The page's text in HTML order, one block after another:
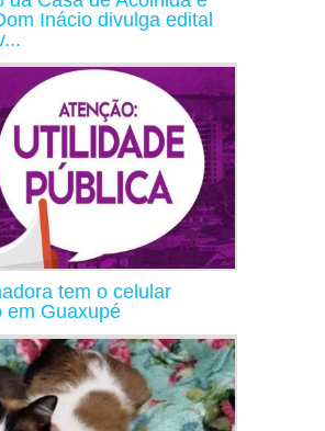
Inácio divulga edital
tem o celular
em Guaxupé